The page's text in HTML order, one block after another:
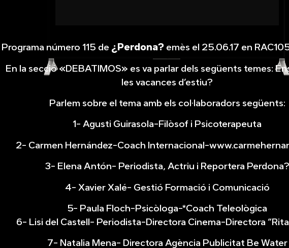
Programa número 115 de ¿Perdona?emès el 25.06.17 en
En la secció «DEBATIMOS» es va parlar dels següents temes:
les vacances d’estiu?
Parlem sobre el tema amb els col·laboradors següents:
1- Agusti Guirasola-Filòsof i Psicoterapeuta
2- Carmen Hernández-Coach Internacional-
3- Elena Antón- Periodista, Actriu i Reportera Perdona?
4- Xavier Xalé- Gestió Formació i Comunicació
5- Paula Floch-Psicòloga-*Coach Teleològica
6- Lisi del Castell- Periodista-Directora Cinema-Directora
7- Natalia Mena- Directora Agència Publicitat Be Water